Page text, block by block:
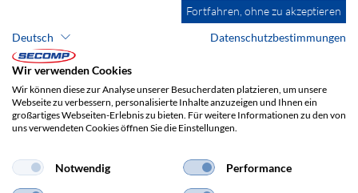
Brands Impressum
AGB
Haftungsausschluss
Versandkosten
Fortfahren, ohne zu akzeptieren
Deutsch
Datenschutzbestimmungen
Wir verwenden Cookies
Wir können diese zur Analyse unserer Besucherdaten platzieren, um unsere
Webseite zu verbessern, personalisierte Inhalte anzuzeigen und Ihnen ein
großartiges Webseiten-Erlebnis zu bieten. Für weitere Informationen zu den von
uns verwendeten Cookies öffnen Sie die Einstellungen.
Notwendig Performance